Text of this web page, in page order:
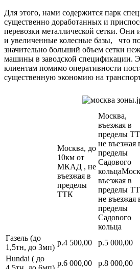
Для этого, нами содержится парк
существенно доработанных и
перевозки металлической сетки.
и увеличенные колесные базы, что
значительно больший объем сетки
машины в заводской спецификации.
клиентам помимо оперативности
существенную экономию на
Москва, до
10км от
МКАД , не
въезжая в
пределы
ТТК
Москва,
въезжая в
пределы
не въезжая
пределы
Садового
въезжая в
пределы
не въезжая
пределы
Садового
кольца
Газель (до
1,5тн, до 3мп)
р.4 500,00 р.5 000,00
Hundai ( до
р.6 000,00 р.8 000,00